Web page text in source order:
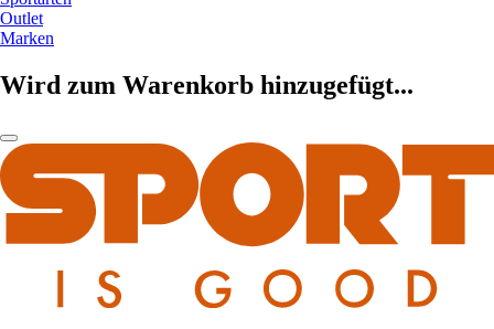
Outlet
Marken
Wird zum Warenkorb hinzugefügt...